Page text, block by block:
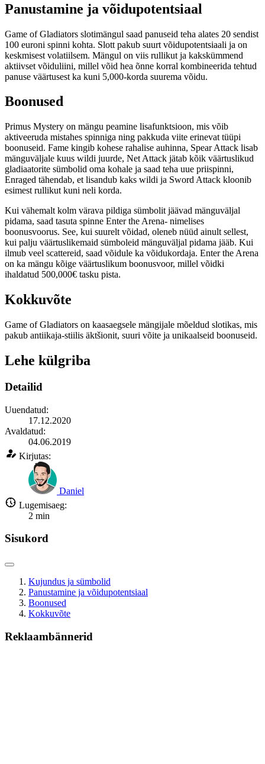
Panustamine ja võidupotentsiaal
Game of Gladiators slotimängul saad panuseid teha alates 20 sendist
100 euroni spinni kohta. Slott pakub suurt võidupotentsiaali ja on
keskmisest volatiilsem. Mängul on viis rullikut ja kakskümmend
aktiivset võiduliini, millel võid hea õnne korral kombineerida tehtud
panuse väärtusest ka kuni 5,000-korda suurema võidu.
Boonused
Primus Mystery on mängu peamine lisafunktsioon, mis võib
aktiveeruda mistahes spinniga ning pakkuda viite erinevat tüüpi
boonuseid. Fame kingib kohese rahalise auhinna, Spear Attack lisab
mänguväljale kuus wildi juurde, Net Attack jätab kõik väärtuslikud
gladiaatorite sümbolid oma kohale ja saad teha uue priispinni,
Enraged tähendab, et lisandub kaks wildi ja Sword Attack kloonib
esimest rullikut kuni neli korda.
Kui vähemalt kolm värava pildiga sümbolit jäävad mänguväljal
pidama, saad tasuta spinne Enter the Arena- nimelises
boonusvoorus. See, kui suurelt võidad, oleneb nüüd ainult sellest,
kui palju väärtuslikemaid sümboleid mänguväljal pidama jääb. Kui
ilmub veel scattereid, saad võidule ka võidukordaja. Enter the Arena
on ka mängu kõige väärtuslikum boonusvoor, millel võidki
ihaldatud 500,000€ tasku pista.
Kokkuvõte
Game of Gladiators on kaasaegsele mängijale mõeldud slotikas, mis
pakub antiikaja-stiilis äktšionit, suuri võite ja unikaalseid boonuseid.
Lehe külgriba
Detailid
Uuendatud:
17.12.2020
Avaldatud:
04.06.2019
Kirjutas:
Daniel
Lugemisaeg:
2 min
Sisukord
Kujundus ja sümbolid
Panustamine ja võidupotentsiaal
Boonused
Kokkuvõte
Reklaambännerid